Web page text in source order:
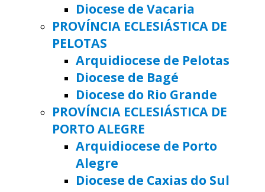
Diocese de Vacaria
PROVÍNCIA ECLESIÁSTICA DE
PELOTAS
Arquidiocese de Pelotas
Diocese de Bagé
Diocese do Rio Grande
PROVÍNCIA ECLESIÁSTICA DE
PORTO ALEGRE
Arquidiocese de Porto
Alegre
Diocese de Caxias do Sul